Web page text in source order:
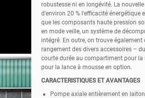
robustesse ni en longévité. La
d'environ 20 % l'efficacité énergétique
que les composants haute pression
en mode veille, un système de
intégré. En outre, on trouve
rangement des divers accessoires –
courte durée au compartiment pour
pour la lance à mousse en option.
CARACTERISTIQUES ET AVANTAGES
Pompe axiale entièrement en